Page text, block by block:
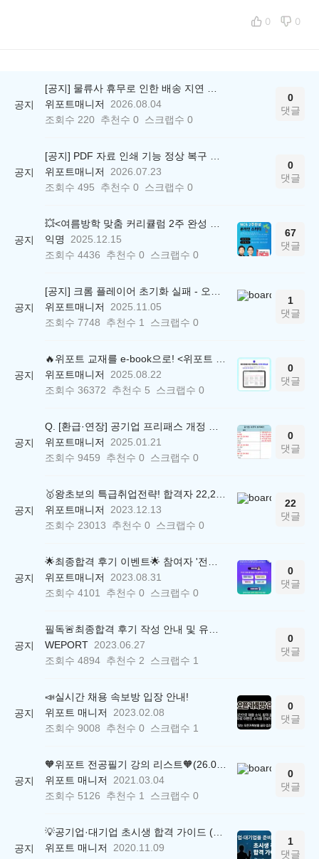
0 0
공지
위포트매니저
2026.08.04
조회수 220 추천수 0 스크랩수 0
0
댓글
공지
위포트매니저
2026.07.23
조회수 495 추천수 0 스크랩수 0
0
댓글
공지
익명
2025.12.15
조회수 4436 추천수 0 스크랩수 0
67
댓글
공지
위포트매니저
2025.11.05
조회수 7748 추천수 1 스크랩수 0
1
댓글
공지
위포트매니저
2025.08.22
조회수 36372 추천수 5 스크랩수 0
0
댓글
공지
위포트매니저
2025.01.21
조회수 9459 추천수 0 스크랩수 0
0
댓글
공지
위포트매니저
2023.12.13
조회수 23013 추천수 0 스크랩수 0
22
댓글
공지
위포트매니저
2023.08.31
조회수 4101 추천수 0 스크랩수 0
0
댓글
공지
WEPORT 2023.06.27
조회수 4894 추천수 2 스크랩수 1
0
댓글
공지
📣실시간 채용 속보방 입장 안내!
위포트 매니저
2023.02.08
조회수 9008 추천수 0 스크랩수 1
0
댓글
공지
위포트 매니저
2021.03.04
조회수 5126 추천수 1 스크랩수 0
0
댓글
공지
위포트 매니저
2020.11.09
1
댓글